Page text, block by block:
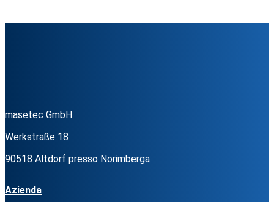
masetec GmbH
Werkstraße 18
90518 Altdorf presso Norimberga
Azienda